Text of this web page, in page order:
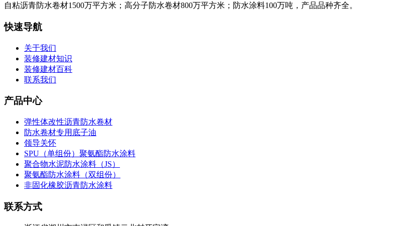
自粘沥青防水卷材1500万平方米；高分子防水卷材800万平方米；防水涂料100万吨，产品品种齐全。
快速导航
关于我们
装修建材知识
装修建材百科
联系我们
产品中心
弹性体改性沥青防水卷材
防水卷材专用底子油
领导关怀
SPU（单组份）聚氨酯防水涂料
聚合物水泥防水涂料（JS）
聚氨酯防水涂料（双组份）
非固化橡胶沥青防水涂料
联系方式